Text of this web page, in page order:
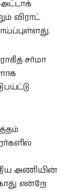
அட்டாக்
விராட்
சர்மா
அணியின்
என்றே